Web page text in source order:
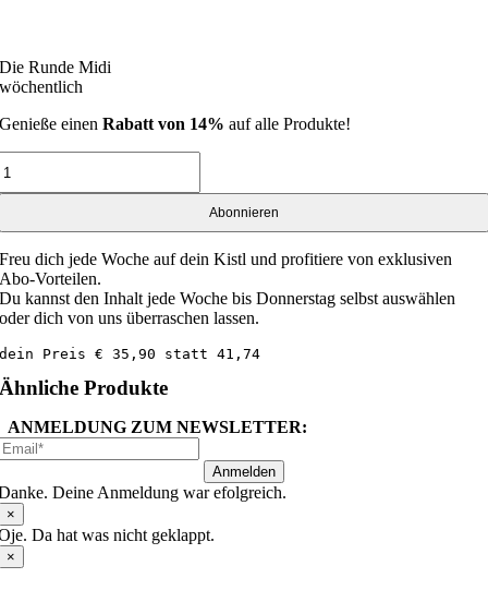
Die Runde Midi
wöchentlich
Genieße einenRabatt von 14% auf alle Produkte!
Abonnieren
Freu dich jede Woche auf dein Kistl und profitiere von exklusiven
Abo-Vorteilen.
Du kannst den Inhalt jede Woche bis Donnerstag selbst auswählen
oder dich von uns überraschen lassen.
dein Preis € 35,90 statt 41,74
Ähnliche Produkte
ANMELDUNG ZUM NEWSLETTER:
Anmelden
Deine Anmeldung war efolgreich.
×
Da hat was nicht geklappt.
×